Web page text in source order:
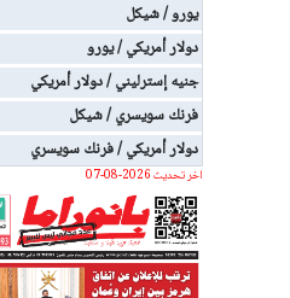
يورو / شيكل
دولار أمريكي / يورو
جنيه إسترليني / دولار أمريكي
فرنك سويسري / شيكل
دولار أمريكي / فرنك سويسري
اخر تحديث 2026-08-07